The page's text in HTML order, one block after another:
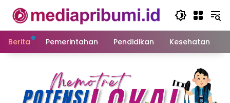
konten
Berita
Pemerintahan Pendidikan Kesehatan